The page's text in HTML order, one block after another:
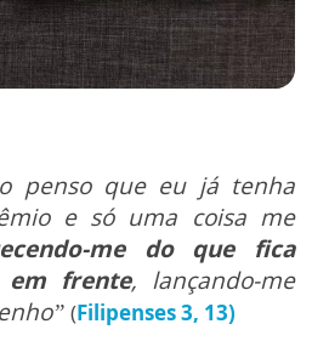
penso que eu já tenha
e só uma coisa me
me do que fica
frente, lançando-me
(Filipenses 3, 13)